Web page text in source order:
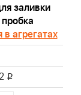
заливки
агрегатах
i